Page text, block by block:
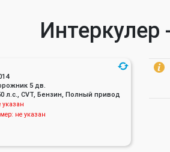
Интеркулер
5 дв.
л.с., CVT, Бензин, Полный привод
указан
не указан